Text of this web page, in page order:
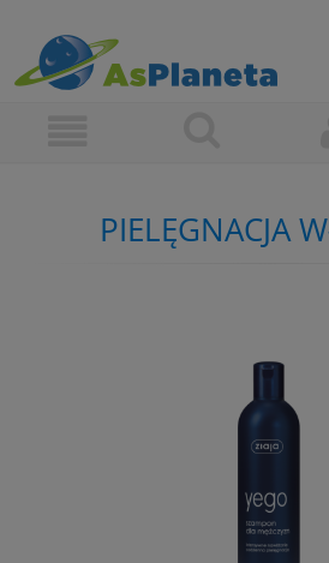
PIELĘGNACJA